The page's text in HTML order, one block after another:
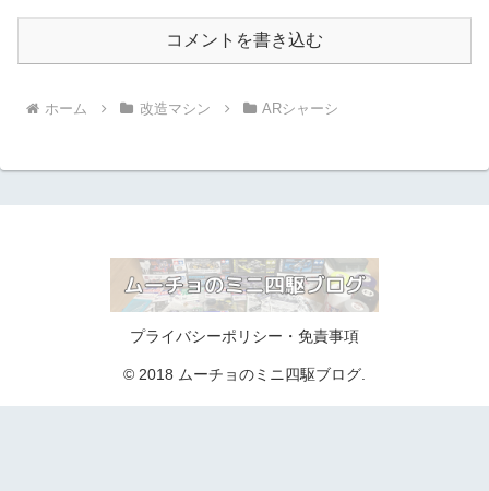
コメントを書き込む
ホーム 改造マシン ARシャーシ
プライバシーポリシー・免責事項
© 2018 ムーチョのミニ四駆ブログ.